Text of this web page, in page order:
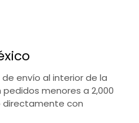
envío al interior de la
menores a 2,000
directamente con